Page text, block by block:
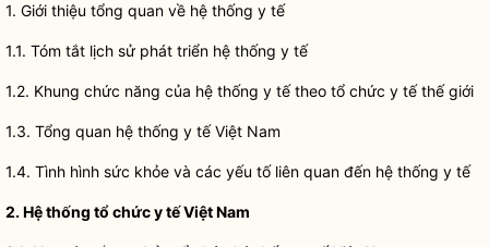
1. Giới thiệu tổng quan về hệ thống y tế
1.1. Tóm tắt lịch sử phát triển hệ thống y tế
1.2. Khung chức năng của hệ thống y tế theo tổ chức y tế thế giới
1.3. Tổng quan hệ thống y tế Việt Nam
1.4. Tình hình sức khỏe và các yếu tố liên quan đến hệ thống y tế
2. Hệ thống tổ chức y tế Việt Nam